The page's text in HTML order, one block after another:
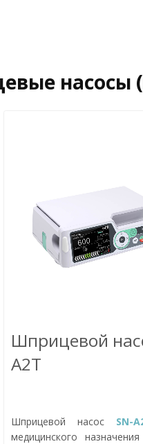
насосы
Шприцевой
A2T
Шприцевой насос SN-
медицинского